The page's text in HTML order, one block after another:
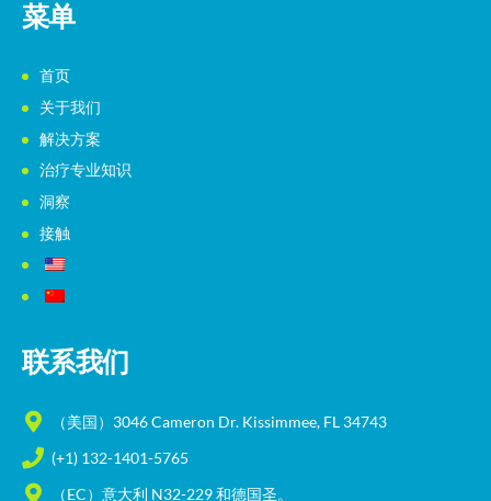
菜单
首页
关于我们
解决方案
治疗专业知识
洞察
接触
联系我们
（美国）3046 Cameron Dr. Kissimmee, FL 34743
(+1) 132-1401-5765
（EC）意大利 N32-229 和德国圣。